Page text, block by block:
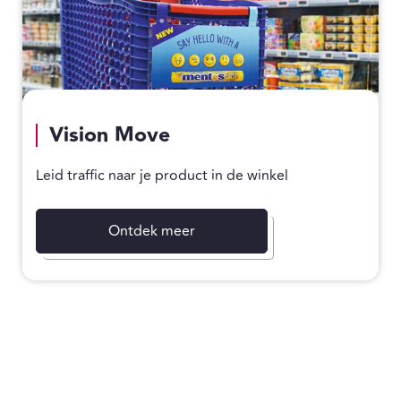
Vision Move
Leid traffic naar je product in de winkel
Ontdek meer